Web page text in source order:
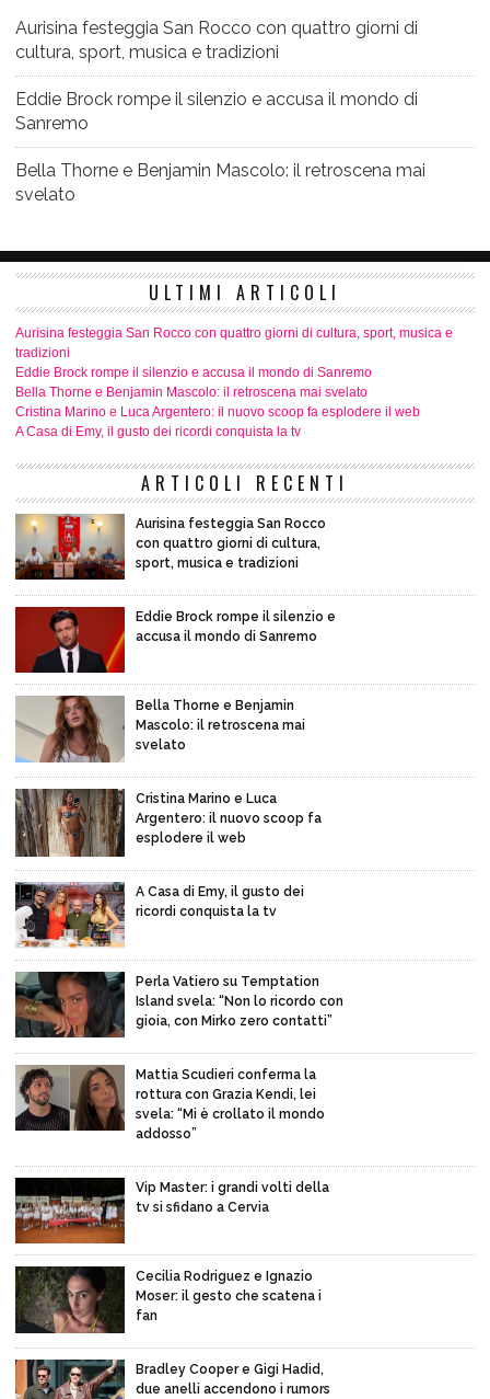
Aurisina festeggia San Rocco con quattro giorni di
cultura, sport, musica e tradizioni
Eddie Brock rompe il silenzio e accusa il mondo di
Sanremo
Bella Thorne e Benjamin Mascolo: il retroscena mai
svelato
ULTIMI ARTICOLI
Aurisina festeggia San Rocco con quattro giorni di cultura, sport, musica e
tradizioni
Eddie Brock rompe il silenzio e accusa il mondo di Sanremo
Bella Thorne e Benjamin Mascolo: il retroscena mai svelato
Cristina Marino e Luca Argentero: il nuovo scoop fa esplodere il web
A Casa di Emy, il gusto dei ricordi conquista la tv
ARTICOLI RECENTI
Aurisina festeggia San Rocco
con quattro giorni di cultura,
sport, musica e tradizioni
Eddie Brock rompe il silenzio e
accusa il mondo di Sanremo
Bella Thorne e Benjamin
Mascolo: il retroscena mai
svelato
Cristina Marino e Luca
Argentero: il nuovo scoop fa
esplodere il web
A Casa di Emy, il gusto dei
ricordi conquista la tv
Perla Vatiero su Temptation
Island svela: “Non lo ricordo con
gioia, con Mirko zero contatti”
Mattia Scudieri conferma la
rottura con Grazia Kendi, lei
svela: “Mi è crollato il mondo
addosso”
Vip Master: i grandi volti della
tv si sfidano a Cervia
Cecilia Rodriguez e Ignazio
Moser: il gesto che scatena i
fan
Bradley Cooper e Gigi Hadid,
due anelli accendono i rumors